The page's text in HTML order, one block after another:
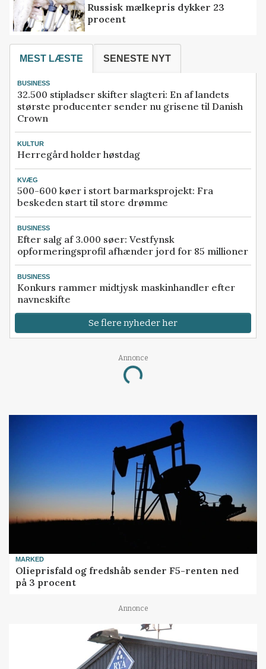
Russisk mælkepris dykker 23
procent
MEST LÆSTE SENESTE NYT
BUSINESS
32.500 stipladser skifter slagteri: En af landets
største producenter sender nu grisene til Danish
Crown
KULTUR
Herregård holder høstdag
KVÆG
500-600 køer i stort barmarksprojekt: Fra
beskeden start til store drømme
BUSINESS
Efter salg af 3.000 søer: Vestfynsk
opformeringsprofil afhænder jord for 85 millioner
BUSINESS
Konkurs rammer midtjysk maskinhandler efter
navneskifte
Se flere nyheder her
Annonce
Loading...
MARKED
Olieprisfald og fredshåb sender F5-renten ned
på 3 procent
Annonce